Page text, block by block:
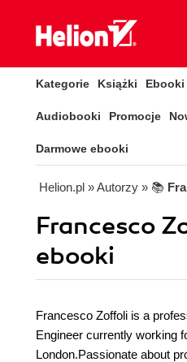
Kategorie Książki Ebooki
Audiobooki Promocje
Darmowe ebooki
Helion.pl » Autorzy » 📚
Francesco
ebooki
Francesco Zoffoli is a
Engineer currently working
London.Passionate about